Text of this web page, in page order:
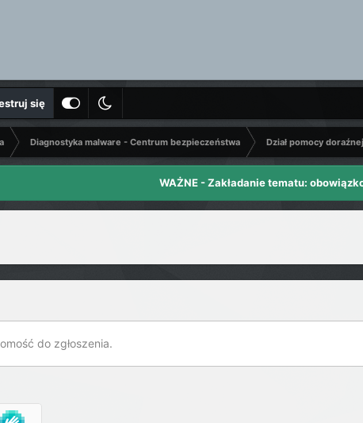
się
Diagnostyka malware - Centrum bezpieczeństwa Dział pomocy doraźnej
WAŻNE - Zakładanie tematu:
do zgłoszenia.